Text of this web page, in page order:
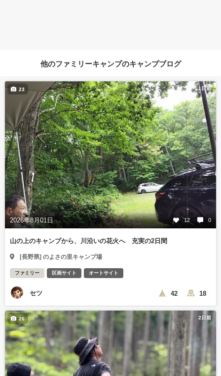
他のファミリーキャンプのキャンプブログ
1日前
2026年8月01日 12 0
23
山の上のキャンプから、川沿いの花火へ 充実の2日間
[長野県] のよさの里キャンプ場
ファミリー 区画サイト オートサイト
セツ 42 18
2日前
26